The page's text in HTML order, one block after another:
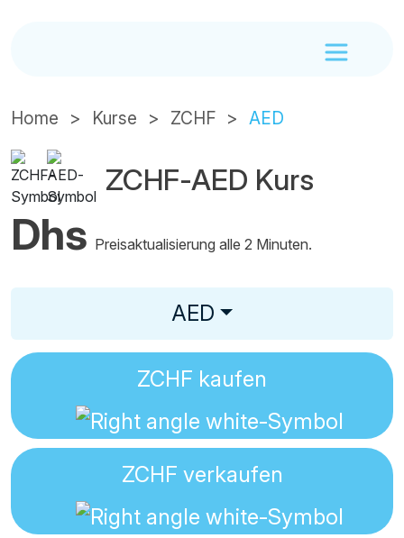
Home Kurse ZCHF AED
ZCHF-AED Kurs
Dhs Preisaktualisierung alle 2 Minuten.
AED
ZCHF kaufen
ZCHF verkaufen